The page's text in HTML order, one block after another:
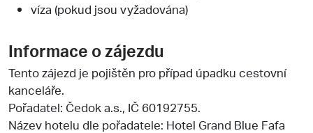
víza (pokud jsou vyžadována)
Informace o zájezdu
Tento zájezd je pojištěn pro případ úpadku cestovní
kanceláře.
Pořadatel: Čedok a.s., IČ 60192755.
Název hotelu dle pořadatele: Hotel Grand Blue Fafa